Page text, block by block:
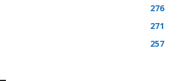
276
271
257